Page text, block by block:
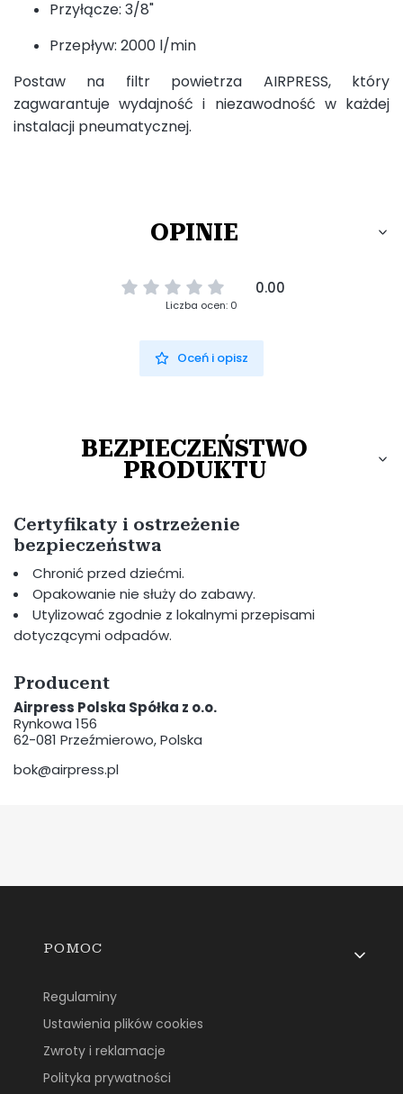
Przyłącze: 3/8"
Przepływ: 2000 l/min
Postaw na filtr powietrza AIRPRESS, który
zagwarantuje wydajność i niezawodność w każdej
instalacji pneumatycznej.
OPINIE
0.00
Liczba ocen: 0
Oceń i opisz
BEZPIECZEŃSTWO
PRODUKTU
Certyfikaty i ostrzeżenie
bezpieczeństwa
Chronić przed dziećmi.
Opakowanie nie służy do zabawy.
Utylizować zgodnie z lokalnymi przepisami
dotyczącymi odpadów.
Producent
Airpress Polska Spółka z o.o.
Rynkowa 156
62-081 Przeźmierowo, Polska
bok@airpress.pl
Linki w stopce
POMOC
Regulaminy
Ustawienia plików cookies
Zwroty i reklamacje
Polityka prywatności